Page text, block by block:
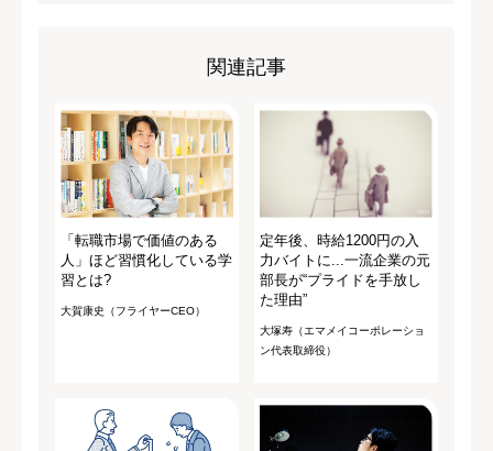
関連記事
「転職市場で価値のある
人」ほど習慣化している学
習とは?
大賀康史（フライヤーCEO）
定年後、時給1200円の入
力バイトに...一流企業の元
部長が“プライドを手放し
た理由”
大塚寿（エマメイコーポレーショ
ン代表取締役）